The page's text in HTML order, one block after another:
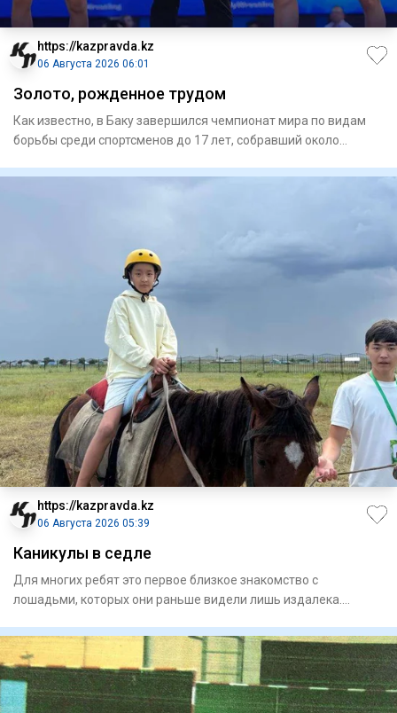
https://kazpravda.kz
06 Августа 2026 06:01
Золото, рожденное трудом
Как известно, в Баку завершился чемпионат мира по видам
борьбы среди спортсменов до 17 лет, собравший около
https://kazpravda.kz
06 Августа 2026 05:39
Каникулы в седле
Для многих ребят это первое близкое знакомство с
лошадьми, которых они раньше видели лишь издалека.